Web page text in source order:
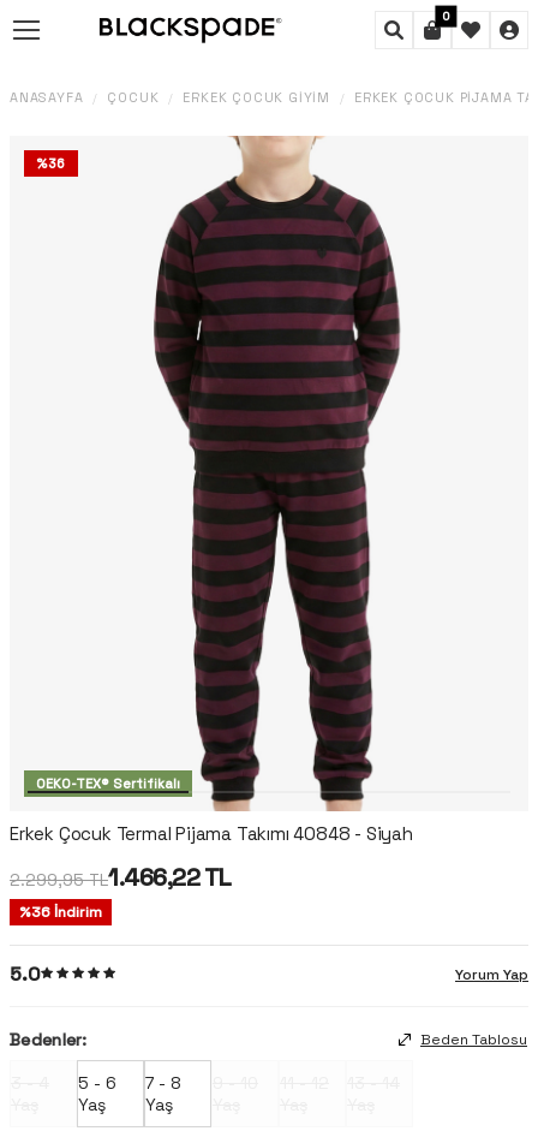
0
ANASAYFA / ÇOCUK / ERKEK ÇOCUK GIYIM / ERKEK ÇOCUK PIJAMA
%36
OEKO-TEX® Sertifikalı
Erkek Çocuk Termal Pijama Takımı 40848 - Siyah
2.299,95TL1.466,22TL
%36İndirim
5.0 Yorum Yap
Bedenler: Beden Tablosu
5 - 6
Yaş
7 - 8
Yaş